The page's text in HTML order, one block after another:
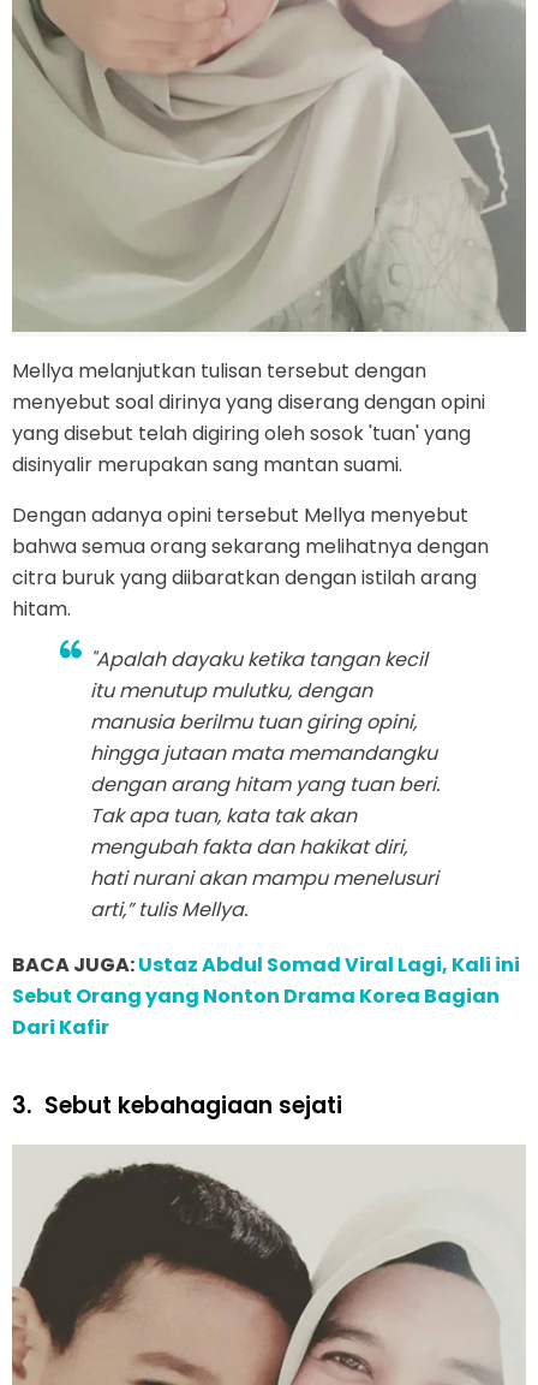
Mellya melanjutkan tulisan tersebut dengan
menyebut soal dirinya yang diserang dengan opini
yang disebut telah digiring oleh sosok 'tuan' yang
disinyalir merupakan sang mantan suami.
Dengan adanya opini tersebut Mellya menyebut
bahwa semua orang sekarang melihatnya dengan
citra buruk yang diibaratkan dengan istilah arang
hitam.
"Apalah dayaku ketika tangan kecil
itu menutup mulutku, dengan
manusia berilmu tuan giring opini,
hingga jutaan mata memandangku
dengan arang hitam yang tuan beri.
Tak apa tuan, kata tak akan
mengubah fakta dan hakikat diri,
hati nurani akan mampu menelusuri
arti,” tulis Mellya.
BACA JUGA:Ustaz Abdul Somad Viral Lagi, Kali ini
Sebut Orang yang Nonton Drama Korea Bagian
Dari Kafir
3. Sebut kebahagiaan sejati